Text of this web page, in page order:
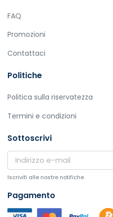
FAQ
Promozioni
Contattaci
Politiche
Politica sulla riservatezza
Termini e condizioni
Sottoscrivi
Iscriviti alle nostre notifiche.
Pagamento